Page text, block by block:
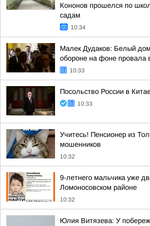
Кононов прошелся по
садам
10:34
Малек Дудаков: Белый
обороне на фоне провала
10:33
Посольство России в
10:33
Учитесь! Пенсионер из
мошенников
10:32
9-летнего мальчика уже
Ломоносовском районе
10:32
Юлия Витязева: У